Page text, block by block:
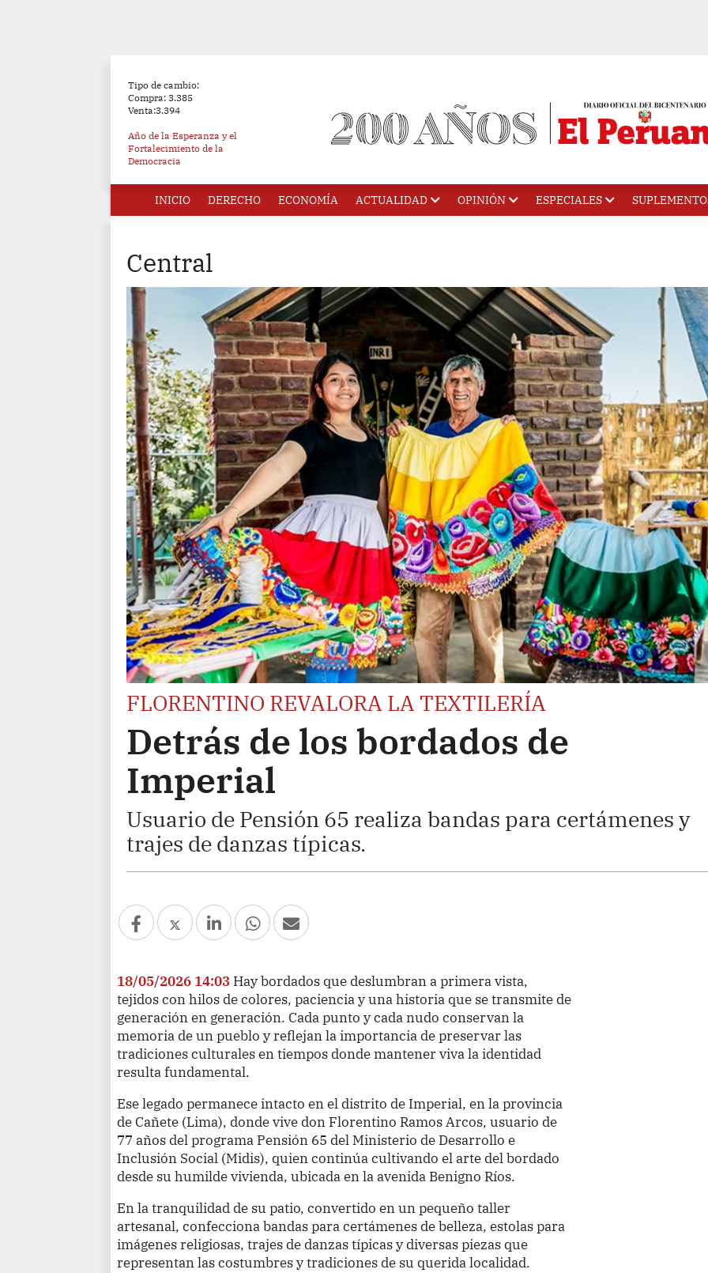
Tipo de cambio:
Compra: 3.385
Venta:3.394
Año de la Esperanza y el
Fortalecimiento de la
Democracia
INICIO DERECHO ECONOMÍA ACTUALIDAD OPINIÓN ESPECIALES
Central
FLORENTINO REVALORA LA TEXTILERÍA
Detrás de los bordados de
Imperial
Usuario de Pensión 65 realiza bandas para certámenes y
trajes de danzas típicas.
18/05/2026 14:03 Hay bordados que deslumbran a primera vista,
tejidos con hilos de colores, paciencia y una historia que se transmite de
generación en generación. Cada punto y cada nudo conservan la
memoria de un pueblo y reflejan la importancia de preservar las
tradiciones culturales en tiempos donde mantener viva la identidad
resulta fundamental.
Ese legado permanece intacto en el distrito de Imperial, en la provincia
de Cañete (Lima), donde vive don Florentino Ramos Arcos, usuario de
77 años del programa Pensión 65 del Ministerio de Desarrollo e
Inclusión Social (Midis), quien continúa cultivando el arte del bordado
desde su humilde vivienda, ubicada en la avenida Benigno Ríos.
En la tranquilidad de su patio, convertido en un pequeño taller
artesanal, confecciona bandas para certámenes de belleza, estolas para
imágenes religiosas, trajes de danzas típicas y diversas piezas que
representan las costumbres y tradiciones de su querida localidad.